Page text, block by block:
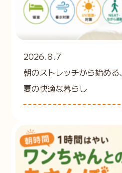
2026.8.7
朝のストレッチから始める、
夏の快適な暮らし